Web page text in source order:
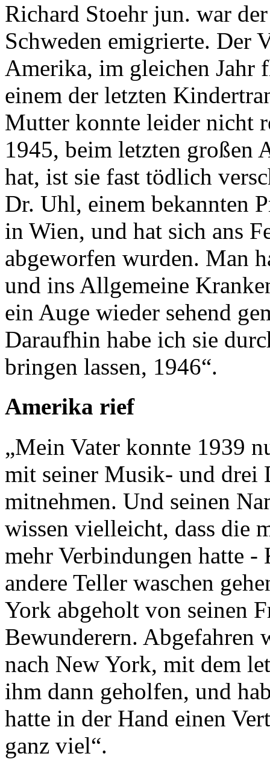
Richard Stoehr jun. war
Schweden emigrierte. Der
Amerika, im gleichen Jahr
einem der letzten
Mutter konnte leider nicht
1945, beim letzten großen
hat, ist sie fast tödlich
Dr. Uhl, einem bekannten
in Wien, und hat sich ans
abgeworfen wurden. Man
und ins Allgemeine
ein Auge wieder sehend
Daraufhin habe ich sie
bringen lassen, 1946“.
Amerika rief
„Mein Vater konnte 1939
mit seiner Musik- und drei
mitnehmen. Und seinen
wissen vielleicht, dass die
mehr Verbindungen hatte
andere Teller waschen
York abgeholt von seinen
Bewunderern. Abgefahren
nach New York, mit dem
ihm dann geholfen, und
hatte in der Hand einen
ganz viel“.